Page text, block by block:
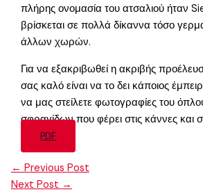
πλήρης ονομασία του ατσαλιού ήταν
βρίσκεται σε πολλά δίκαννα τόσο
άλλων χωρών.
Για να εξακριβωθεί η ακριβής
σας καλό είναι να το δει κάποιος
να μας στείλετε φωτογραφίες του
σφραγίδων που φέρει στις κάννες και
PDF
← Previous Post
Next Post →